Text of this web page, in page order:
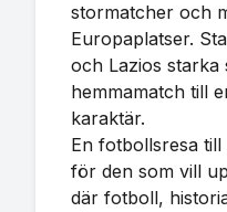
stormatcher och
Europaplatser.
och Lazios
hemmamatch till
karaktär.
En fotbollsresa
för den som vill
där fotboll,